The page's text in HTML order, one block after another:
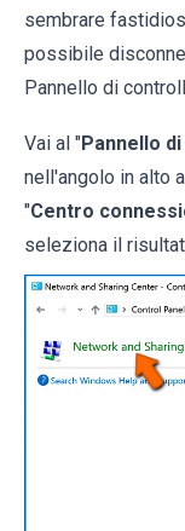
sembrare
possibile
Pannello di
Vai al "Pannello
nell'angolo in alto
"Centro
seleziona il